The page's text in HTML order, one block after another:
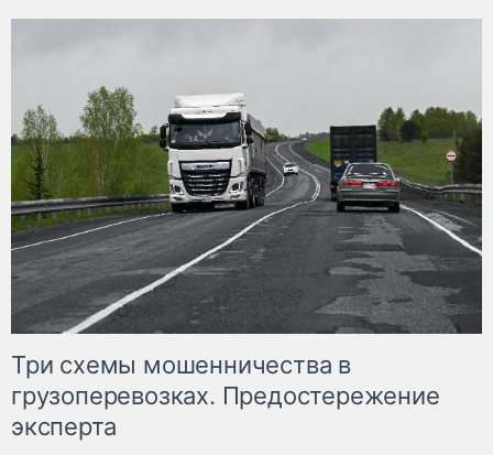
Три схемы мошенничества в
грузоперевозках. Предостережение
эксперта